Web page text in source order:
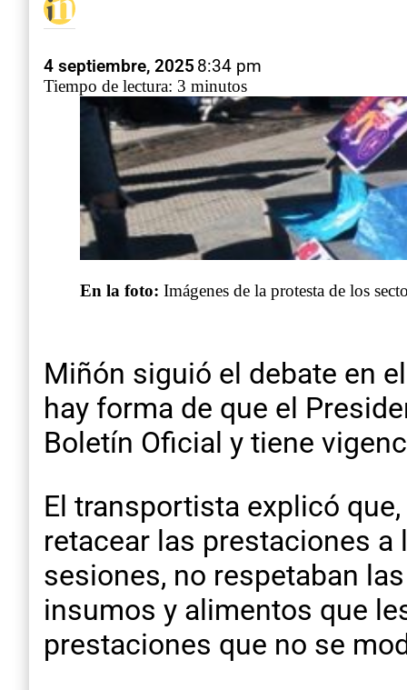
4 septiembre, 2025 8:34 pm
Tiempo de lectura: 3 minutos
En la foto: Imágenes de la protesta de los
Miñón siguió el debate en
hay forma de que el
Boletín Oficial y tiene
El transportista explicó
retacear las prestaciones
sesiones, no respetaban
insumos y alimentos que
prestaciones que no se